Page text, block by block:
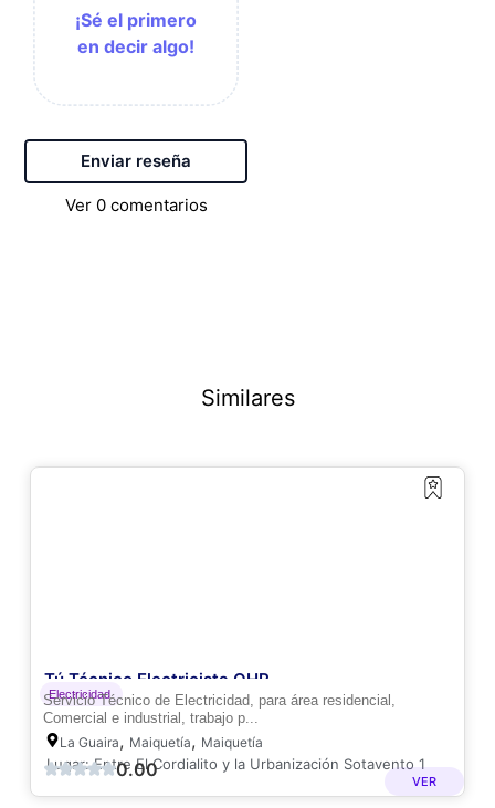
¡Sé el primero
en decir algo!
Enviar reseña
Ver 0comentarios
Similares
Tú Técnico Electricista OHR
Electricidad
Servicio Técnico de Electricidad, para área residencial,
Comercial e industrial, trabajo p...
La Guaira, Maiquetía, Maiquetía
Lugar: Entre El Cordialito y la Urbanización Sotavento 1
0.00
VER